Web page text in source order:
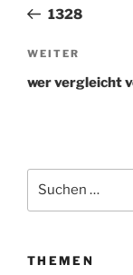
Beitrag
1328
Nächster
Beitrag
WEITER
wer vergleicht
Suchen
THEMEN